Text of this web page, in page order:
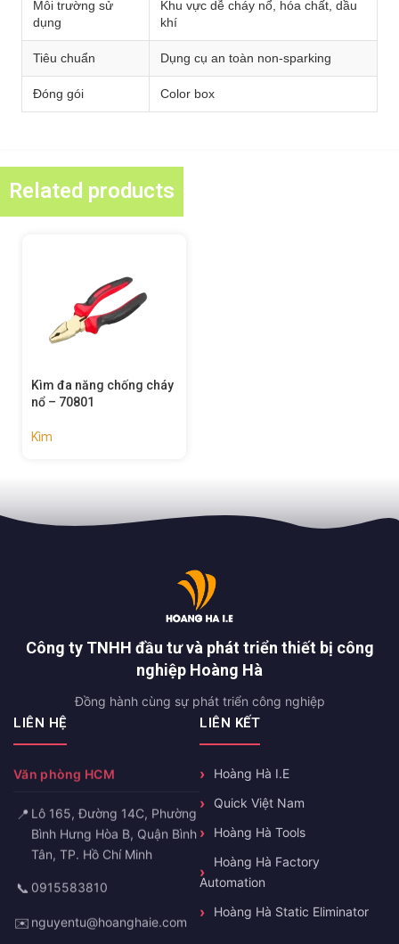
Môi trường sử
dụng
Khu vực dễ cháy nổ, hóa chất, dầu
khí
Tiêu chuẩn Dụng cụ an toàn non-sparking
Đóng gói Color box
Related products
Kìm đa năng chống cháy
nổ – 70801
Kìm
Công ty TNHH đầu tư và phát triển thiết bị công
nghiệp Hoàng Hà
Đồng hành cùng sự phát triển công nghiệp
LIÊN HỆ
Văn phòng HCM
📍 Lô 165, Đường 14C, Phường
Bình Hưng Hòa B, Quận Bình
Tân, TP. Hồ Chí Minh
📞 0915583810
✉️ nguyentu@hoanghaie.com
LIÊN KẾT
Hoàng Hà I.E
Quick Việt Nam
Hoàng Hà Tools
Hoàng Hà Factory
Automation
Hoàng Hà Static Eliminator